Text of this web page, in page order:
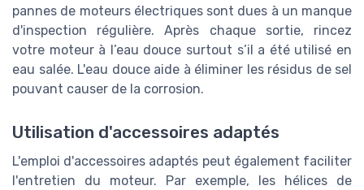
pannes de moteurs électriques sont dues à un manque
d'inspection régulière. Après chaque sortie, rincez
votre moteur à l’eau douce surtout s’il a été utilisé en
eau salée. L'eau douce aide à éliminer les résidus de sel
pouvant causer de la corrosion.
Utilisation d'accessoires adaptés
L'emploi d'accessoires adaptés peut également faciliter
l'entretien du moteur. Par exemple, les hélices de